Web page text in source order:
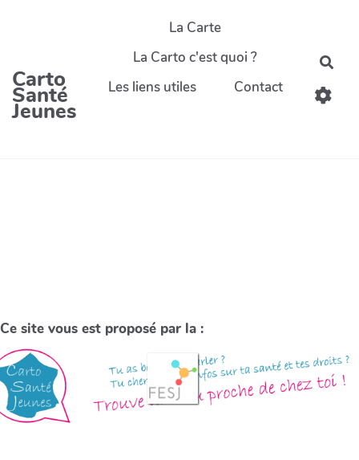
Carto
Santé
Jeunes
La Carte
La Carto c'est quoi ?
Les liens utiles
Contact
Ce site vous est proposé par la :